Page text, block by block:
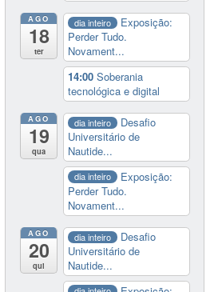
AGO
18
ter
dia inteiro
Exposição:
Perder Tudo.
Novament...
14:00Soberania
tecnológica e digital
AGO
19
qua
dia inteiro
Desafio
Universitário de
Nautide...
dia inteiro
Exposição:
Perder Tudo.
Novament...
AGO
20
qui
dia inteiro
Desafio
Universitário de
Nautide...